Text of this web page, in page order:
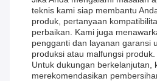
teknis kami siap membantu
produk, pertanyaan
perbaikan. Kami juga
pengganti dan layanan garansi
produksi atau malfungsi produk.
Untuk dukungan berkelanjutan,
merekomendasikan